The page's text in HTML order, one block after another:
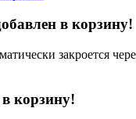
в корзину!
закроется
корзину!